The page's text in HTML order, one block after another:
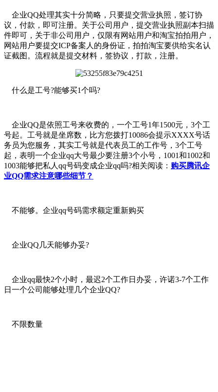
企业QQ处理其实十分简略，只要提交营业执照，签订协
议，付款，即可注册。关于公司用户，提交营业执照副本扫描
件即可，关于非公司用户，仅限有网站用户和淘宝拍拍用户，
网站用户要提交ICP备案人的身份证，拍拍淘宝要供给实名认
证截图。流程就是提交材料，签协议，打款，注册。
什么是工号?能够买1个吗?
企业QQ是依照工号来收费的，一个工号1年1500元，3个工
号起。工号就是坐席数，比方您拨打10086会提示XXXX号话
务员为您服务，其实工号就是代表员工的工作号，3个工号
起，表明一个企业qq大号最少要注册3个小号，1001和1002和
1003能够把私人qq号码变成企业qq吗?相关阅读： 购买腾讯企
业QQ需求注意哪些细节？
不能够。企业qq号码需求额定重新购买
企业QQ几天能够办妥?
企业qq最快2个小时，最迟2个工作日办妥，许诺3-7个工作
日一个公司能够处理几个企业QQ?
不限数量